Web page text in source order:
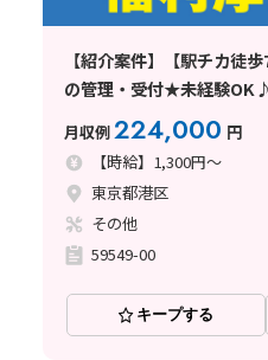
【紹介案件】【駅チカ徒
の管理・受付★未経験
月収例224,000 円
【時給】1,300円～
東京都港区
その他
59549-00
キープする